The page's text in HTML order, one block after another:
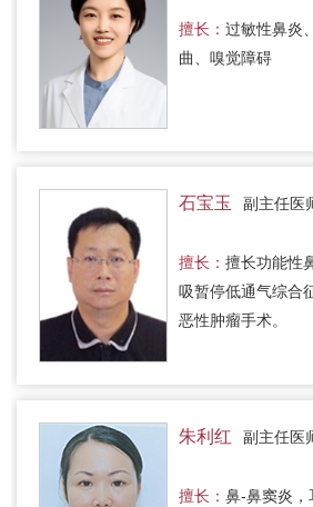
擅长： 过敏性鼻炎
曲、嗅觉障碍
石宝玉 副主任医
擅长： 擅长功能性
吸暂停低通气综合
恶性肿瘤手术。
朱利红 副主任医
擅长： 鼻-鼻窦炎，